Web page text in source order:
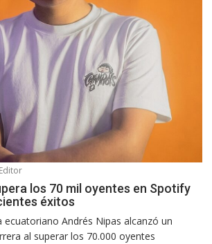
Editor
los 70 mil oyentes en Spotify
éxitos
ecuatoriano Andrés Nipas alcanzó un
al superar los 70.000 oyentes